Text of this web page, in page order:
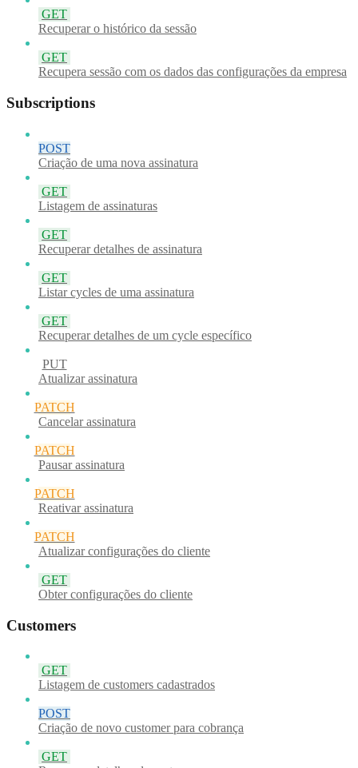
GET
Recuperar o histórico da sessão
GET
Recupera sessão com os dados das configurações da empresa
Subscriptions
POST
Criação de uma nova assinatura
GET
Listagem de assinaturas
GET
Recuperar detalhes de assinatura
GET
Listar cycles de uma assinatura
GET
Recuperar detalhes de um cycle específico
PUT
Atualizar assinatura
PATCH
Cancelar assinatura
PATCH
Pausar assinatura
PATCH
Reativar assinatura
PATCH
Atualizar configurações do cliente
GET
Obter configurações do cliente
Customers
GET
Listagem de customers cadastrados
POST
Criação de novo customer para cobrança
GET